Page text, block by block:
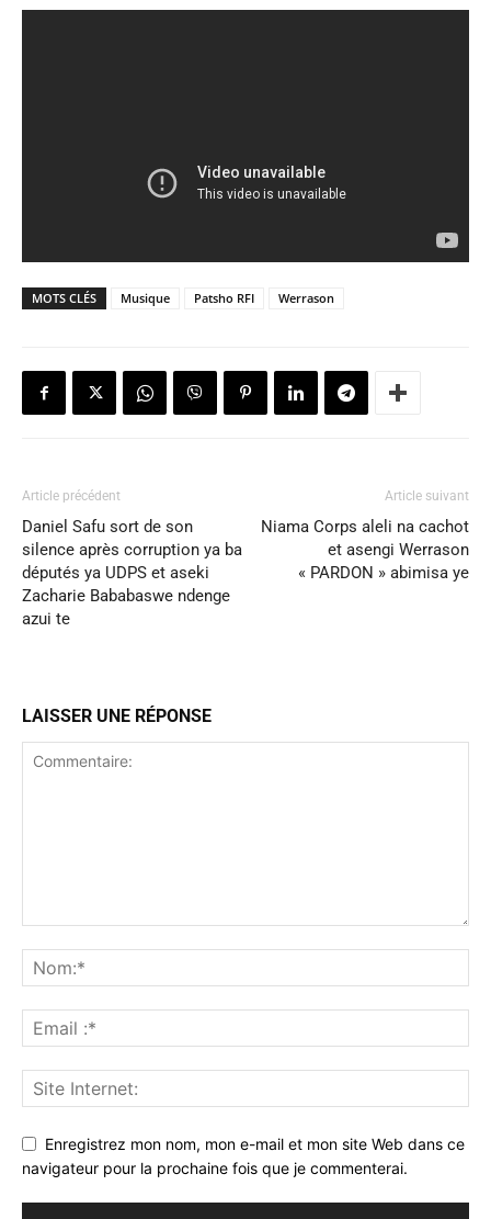
MOTS CLÉS Musique Patsho RFI Werrason
Article précédent
Daniel Safu sort de son
silence après corruption ya ba
députés ya UDPS et aseki
Zacharie Bababaswe ndenge
azui te
Article suivant
Niama Corps aleli na cachot
et asengi Werrason
« PARDON » abimisa ye
LAISSER UNE RÉPONSE
Enregistrez mon nom, mon e-mail et mon site Web dans ce
navigateur pour la prochaine fois que je commenterai.